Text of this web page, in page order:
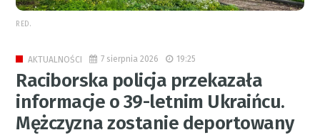
RED.
AKTUALNOŚCI 7 sierpnia 2026 19:25
Raciborska policja przekazała
informacje o 39-letnim Ukraińcu.
Mężczyzna zostanie deportowany